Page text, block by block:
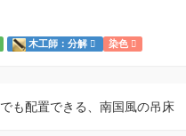
木工師：分解 染色
も配置できる、南国風の吊床